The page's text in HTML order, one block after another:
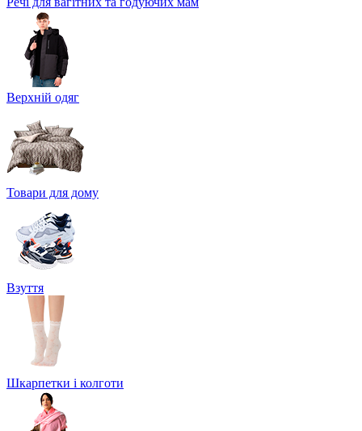
Верхній одяг
Товари для дому
Взуття
Шкарпетки і колготи